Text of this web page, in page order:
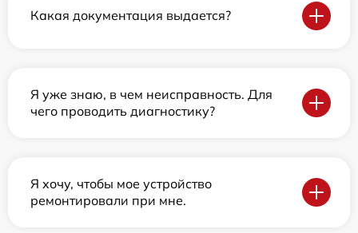
Какая документация выдается?
Я уже знаю, в чем неисправность. Для
чего проводить диагностику?
Я хочу, чтобы мое устройство
ремонтировали при мне.